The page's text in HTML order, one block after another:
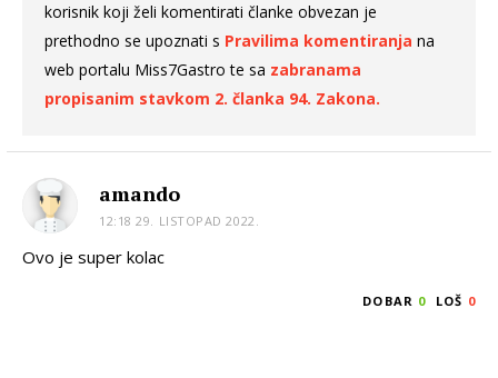
korisnik koji želi komentirati članke obvezan je
prethodno se upoznati s Pravilima komentiranja na
web portalu Miss7Gastro te sa zabranama
propisanim stavkom 2. članka 94. Zakona.
amando
12:18 29. LISTOPAD 2022.
Ovo je super kolac
DOBAR 0 LOŠ 0